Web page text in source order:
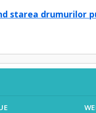
starea drumurilor